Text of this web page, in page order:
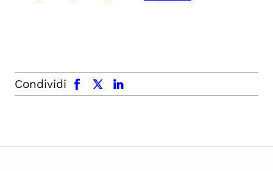
Condividi
facebook x.com linkedin